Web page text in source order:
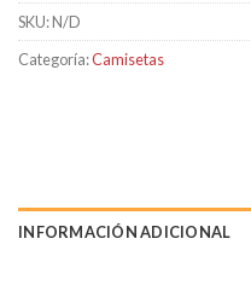
SKU:N/D
Categoría:Camisetas
INFORMACIÓN ADICIONAL